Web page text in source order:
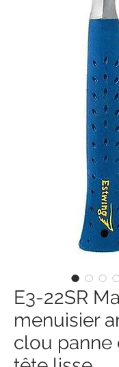
E3-22SR
menuisier
clou panne